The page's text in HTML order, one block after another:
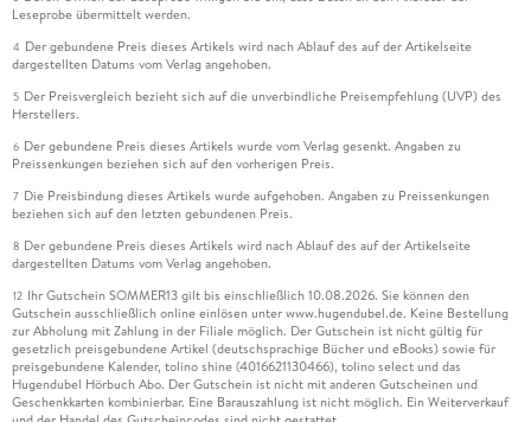
Leseprobe übermittelt werden.
4 Der gebundene Preis dieses Artikels wird nach Ablauf des auf der Artikelseite
dargestellten Datums vom Verlag angehoben.
5 Der Preisvergleich bezieht sich auf die unverbindliche Preisempfehlung (UVP) des
Herstellers.
6 Der gebundene Preis dieses Artikels wurde vom Verlag gesenkt. Angaben zu
Preissenkungen beziehen sich auf den vorherigen Preis.
7 Die Preisbindung dieses Artikels wurde aufgehoben. Angaben zu Preissenkungen
beziehen sich auf den letzten gebundenen Preis.
8 Der gebundene Preis dieses Artikels wird nach Ablauf des auf der Artikelseite
dargestellten Datums vom Verlag angehoben.
12 Ihr Gutschein SOMMER13 gilt bis einschließlich 10.08.2026. Sie können den
Gutschein ausschließlich online einlösen unter www.hugendubel.de. Keine Bestellung
zur Abholung mit Zahlung in der Filiale möglich. Der Gutschein ist nicht gültig für
gesetzlich preisgebundene Artikel (deutschsprachige Bücher und eBooks) sowie für
preisgebundene Kalender, tolino shine (4016621130466), tolino select und das
Hugendubel Hörbuch Abo. Der Gutschein ist nicht mit anderen Gutscheinen und
Geschenkkarten kombinierbar. Eine Barauszahlung ist nicht möglich. Ein Weiterverkauf